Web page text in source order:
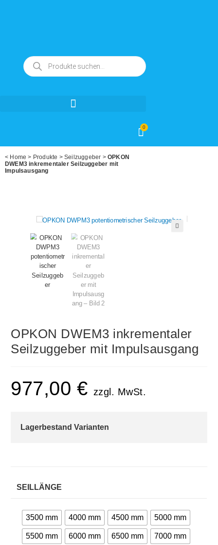
0
< Home > Produkte >Seilzuggeber >OPKON
DWEM3 inkrementaler Seilzuggeber mit
Impulsausgang
OPKON DWEM3 inkrementaler
Seilzuggeber mit Impulsausgang
977,00 € zzgl. MwSt.
Lagerbestand Varianten
SEILLÄNGE
3500 mm 4000 mm 4500 mm 5000 mm
5500 mm 6000 mm 6500 mm 7000 mm